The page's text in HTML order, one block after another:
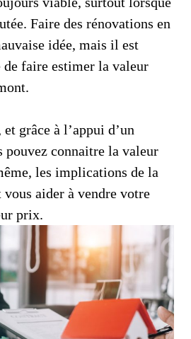
Faire des rénovations en
idée, mais il est
faire estimer la valeur
grâce à l’appui d’un
pouvez connaitre la valeur
les implications de la
aider à vendre votre
prix.